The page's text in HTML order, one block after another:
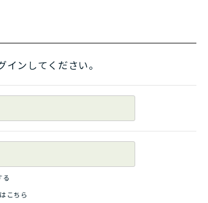
ンしてください。
る
こちら